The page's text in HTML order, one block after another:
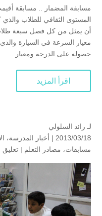
مسابقة المضمار .. مسابقة
المستوى الثقافي للطلاب والذي
أن يمثل من كل فصل سبعة
معيار السرعة في السيارة
حصوله على الدرجة ومعيار...
اقرأ المزيد
لـ رائد السلولي
2013/03/18 |
أخبار المدرسة،
مسابقات، مصادر التعلم | تعليق